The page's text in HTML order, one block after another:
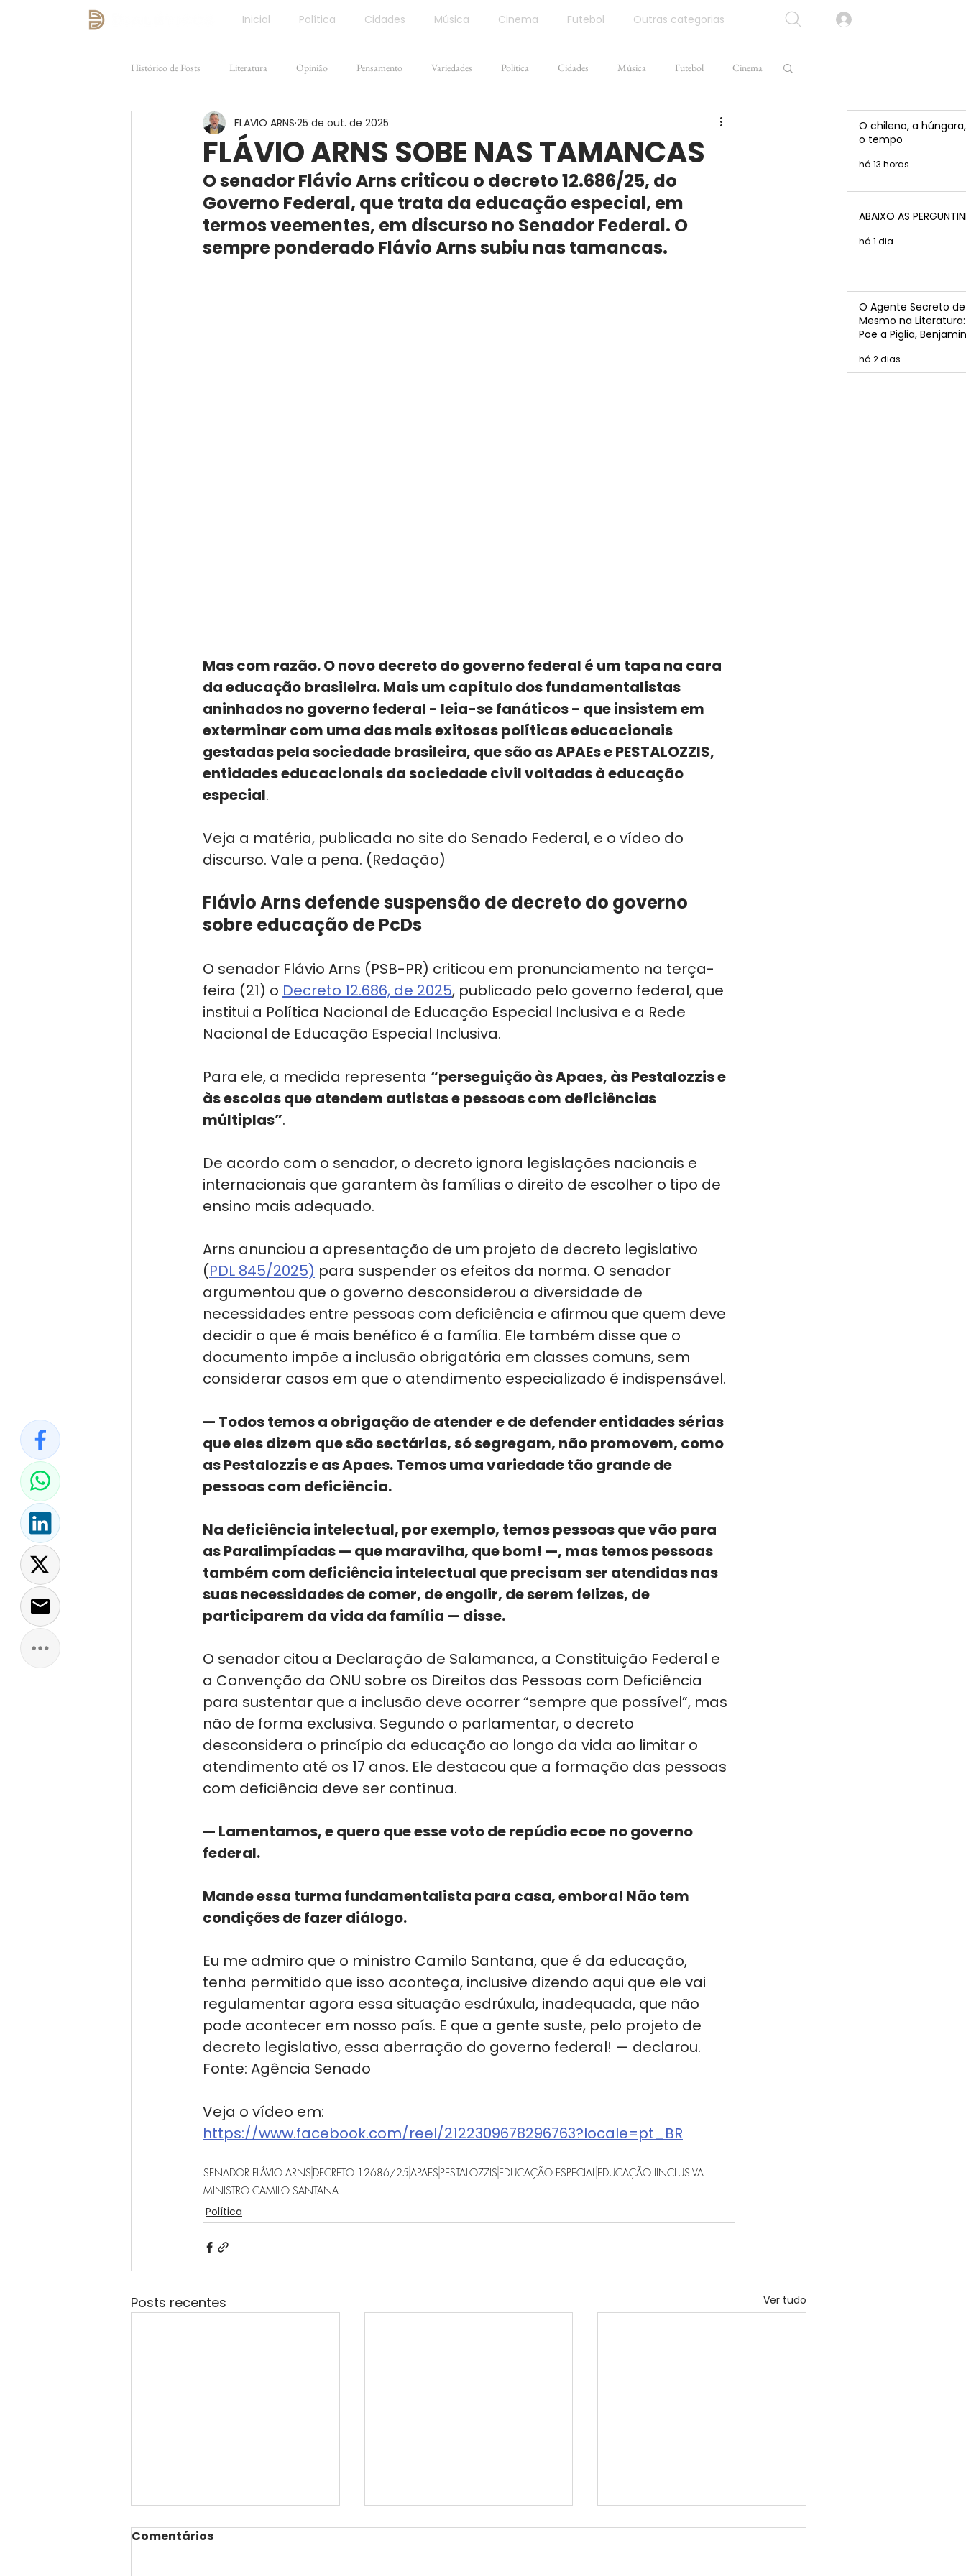
Inicial Política Cidades Música Cinema Futebol Outras categorias
Histórico de Posts Literatura Opinião Pensamento Variedades Política Cidades Música Futebol Cinema
Direito e Justiça FILOSOFIA
FLÁVIO ARNS SOBE NAS TAMANCAS
FLAVIO ARNS 25 de out. de 2025
O senador Flávio Arns criticou o decreto 12.686/25, do
Governo Federal, que trata da educação especial, em
termos veementes, em discurso no Senador Federal. O
sempre ponderado Flávio Arns subiu nas tamancas.
Mas com razão. O novo decreto do governo federal é um tapa na cara
da educação brasileira. Mais um capítulo dos fundamentalistas
aninhados no governo federal - leia-se fanáticos - que insistem em
exterminar com uma das mais exitosas políticas educacionais
gestadas pela sociedade brasileira, que são as APAEs e PESTALOZZIS,
entidades educacionais da sociedade civil voltadas à educação
especial.
Veja a matéria, publicada no site do Senado Federal, e o vídeo do
discurso. Vale a pena. (Redação)
Flávio Arns defende suspensão de decreto do governo
sobre educação de PcDs
O senador Flávio Arns (PSB-PR) criticou em pronunciamento na terça-
feira (21) o Decreto 12.686, de 2025, publicado pelo governo federal, que
institui a Política Nacional de Educação Especial Inclusiva e a Rede
Nacional de Educação Especial Inclusiva.
Para ele, a medida representa “perseguição às Apaes, às Pestalozzis e
às escolas que atendem autistas e pessoas com deficiências
múltiplas”.
De acordo com o senador, o decreto ignora legislações nacionais e
internacionais que garantem às famílias o direito de escolher o tipo de
ensino mais adequado.
Arns anunciou a apresentação de um projeto de decreto legislativo
(PDL 845/2025) para suspender os efeitos da norma. O senador
argumentou que o governo desconsiderou a diversidade de
necessidades entre pessoas com deficiência e afirmou que quem deve
decidir o que é mais benéfico é a família. Ele também disse que o
documento impõe a inclusão obrigatória em classes comuns, sem
considerar casos em que o atendimento especializado é indispensável.
— Todos temos a obrigação de atender e de defender entidades sérias
que eles dizem que são sectárias, só segregam, não promovem, como
as Pestalozzis e as Apaes. Temos uma variedade tão grande de
pessoas com deficiência.
Na deficiência intelectual, por exemplo, temos pessoas que vão para
as Paralimpíadas — que maravilha, que bom! —, mas temos pessoas
também com deficiência intelectual que precisam ser atendidas nas
suas necessidades de comer, de engolir, de serem felizes, de
participarem da vida da família — disse.
O senador citou a Declaração de Salamanca, a Constituição Federal e
a Convenção da ONU sobre os Direitos das Pessoas com Deficiência
para sustentar que a inclusão deve ocorrer “sempre que possível”, mas
não de forma exclusiva. Segundo o parlamentar, o decreto
desconsidera o princípio da educação ao longo da vida ao limitar o
atendimento até os 17 anos. Ele destacou que a formação das pessoas
com deficiência deve ser contínua.
— Lamentamos, e quero que esse voto de repúdio ecoe no governo
federal.
Mande essa turma fundamentalista para casa, embora! Não tem
condições de fazer diálogo.
Eu me admiro que o ministro Camilo Santana, que é da educação,
tenha permitido que isso aconteça, inclusive dizendo aqui que ele vai
regulamentar agora essa situação esdrúxula, inadequada, que não
pode acontecer em nosso país. E que a gente suste, pelo projeto de
decreto legislativo, essa aberração do governo federal! — declarou.
Fonte: Agência Senado
Veja o vídeo em:
https://www.facebook.com/reel/2122309678296763?locale=pt_BR
SENADOR FLÁVIO ARNS DECRETO 12686/25APAES PESTALOZZIS EDUCAÇÃO ESPECIALEDUCAÇÃO IINCLUSIVA
MINISTRO CAMILO SANTANA
Política
Posts recentes Ver tudo
Comentários
O chileno, a
o tempo
há 13 horas
ABAIXO AS
há 1 dia
O Agente Secreto de
Mesmo na
Poe a Piglia,
há 2 dias